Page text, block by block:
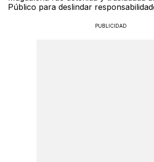
Público para deslindar
PUBLICIDAD